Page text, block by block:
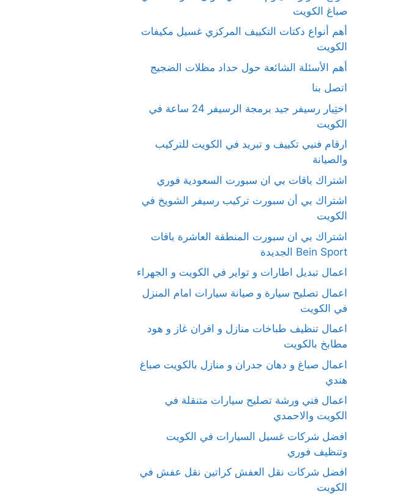
صباغ الكويت
أهم أنواع دكتات التكييف المركزي غسيل مكيفات
الكويت
أهم الأسئلة الشائعة حول حداد مظلات الضجيج
اتصل بنا
اختِيار رسيفر جيد برمجة الرسيفر 24 ساعة في
الكويت
ارقام فنيي تكييف و تبريد في الكويت للتركيب
والصيانة
اشتراك باقات بي ان سبورت السعودية فوري
اشتراك بي أن سبورت تركيب رسيفر الشويخ في
الكويت
اشتراك بي ان سبورت المنطقة العاشرة باقات
Bein Sport الجديدة
اعمال تبديل اطارات و تواير في الكويت و الجهراء
اعمال تصليح سيارة و صيانة سيارات امام المنزل
في الكويت
اعمال تنظيف طباخات منازل و افران غاز و هود
مطابخ بالكويت
اعمال صباغ و دهان جدران و منازل بالكويت صباغ
هندي
اعمال فني ورشة تصليح سيارات متنقلة في
الكويت والاحمدي
افضل شركات غسيل السيارات في الكويت
وتنظيف فوري
افضل شركات نقل العفش كراتين نقل عفش في
الكويت